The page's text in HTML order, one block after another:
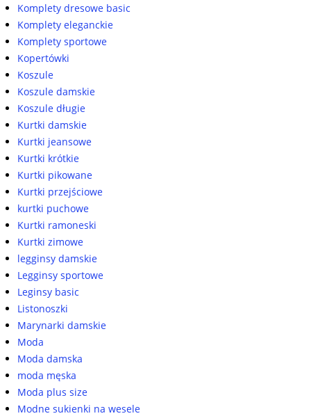
Komplety dresowe basic
Komplety eleganckie
Komplety sportowe
Kopertówki
Koszule
Koszule damskie
Koszule długie
Kurtki damskie
Kurtki jeansowe
Kurtki krótkie
Kurtki pikowane
Kurtki przejściowe
kurtki puchowe
Kurtki ramoneski
Kurtki zimowe
legginsy damskie
Legginsy sportowe
Leginsy basic
Listonoszki
Marynarki damskie
Moda
Moda damska
moda męska
Moda plus size
Modne sukienki na wesele